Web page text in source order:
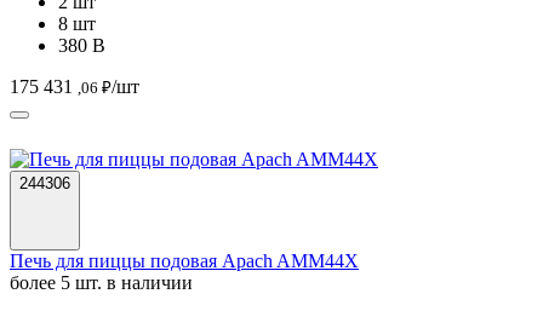
8 шт
380 В
175 431
,06 ₽/шт
244306
Печь для пиццы подовая Apach AMM44X
более 5 шт. в наличии